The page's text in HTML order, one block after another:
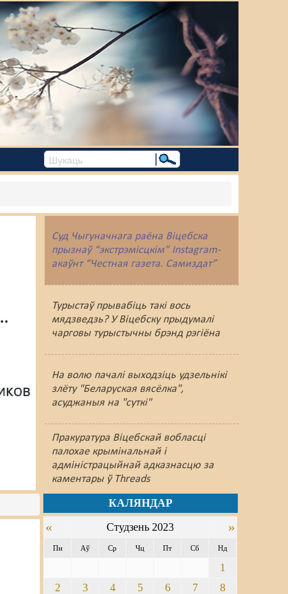
Суд Чыгуначнага раёна Віцебска
прызнаў “экстрэмісцкім” Instagram-
акаўнт “Честная газета. Самиздат”
Турыстаў прывабіць такі вось
мядзведзь? У Віцебску прыдумалі
чарговы турыстычны брэнд рэгіёна
На волю пачалі выходзіць удзельнікі
злёту "Беларуская вясёлка",
асуджаныя на "суткі"
Пракуратура Віцебскай вобласці
палохае крымінальнай і
адміністрацыйнай адказнасцю за
каментары ў Threads
КАЛЯНДАР
« Студзень 2023 »
Пн Аў Ср Чц Пт Сб Нд
1
2
3 4 5 6 7
8